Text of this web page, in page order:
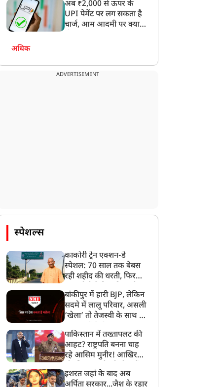
राज्य
अब ₹2,000 से ऊपर के
UPI पेमेंट पर लग सकता है
चार्ज, आम आदमी पर क्या
अधिक
ADVERTISEMENT
स्पेशल्स
काकोरी ट्रेन एक्शन-डे
स्पेशल: 70 साल तक बेबस
रही शहीद की धरती, फिर
पीढ़ियों का दर्द
बांकीपुर में हारी BJP, लेकिन
सदमे में लालू परिवार, असली
‘खेला’ तो तेजस्वी के साथ हो
पाकिस्तान में तख्तापलट की
आहट? राष्ट्रपति बनना चाह
रहे आसिम मुनीर! आखिर
बनाया मोहरा?
इशरत जहां के बाद अब
अर्पिता सरकार...जैश के रडार